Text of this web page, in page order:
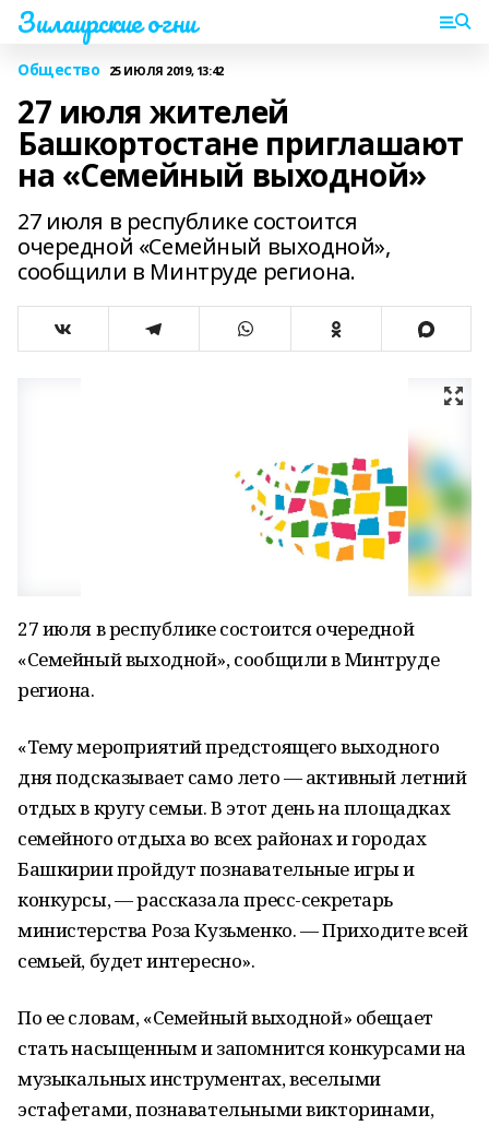
Зилаирские огни
Общество 25 ИЮЛЯ 2019, 13:42
27 июля жителей
Башкортостане приглашают
на «Семейный выходной»
27 июля в республике состоится
очередной «Семейный выходной»,
сообщили в Минтруде региона.
27 июля в республике состоится очередной
«Семейный выходной», сообщили в Минтруде
региона.
«Тему мероприятий предстоящего выходного
дня подсказывает само лето — активный летний
отдых в кругу семьи. В этот день на площадках
семейного отдыха во всех районах и городах
Башкирии пройдут познавательные игры и
конкурсы, — рассказала пресс-секретарь
министерства Роза Кузьменко. — Приходите всей
семьей, будет интересно».
По ее словам, «Семейный выходной» обещает
стать насыщенным и запомнится конкурсами на
музыкальных инструментах, веселыми
эстафетами, познавательными викторинами,